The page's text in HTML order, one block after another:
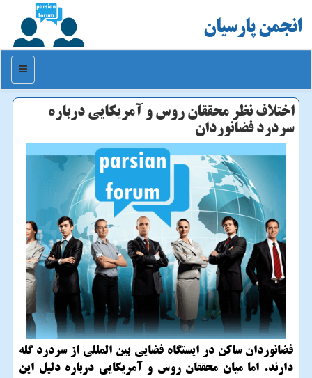
انجمن پارسیان
منو
اختلاف نظر محققان روس و آمریكایی درباره
سردرد فضانوردان
فضانوردان ساکن در ایستگاه فضایی بین المللی از سردرد گله
دارند. اما میان محققان روس و آمریکایی درباره دلیل این